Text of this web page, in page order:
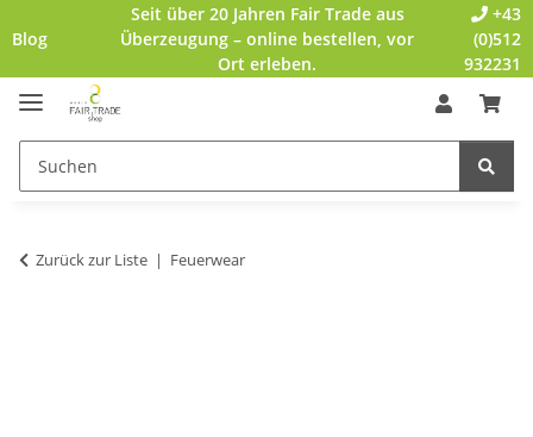
Blog
Seit über 20 Jahren Fair Trade aus
Überzeugung – online bestellen, vor
Ort erleben.
+43
(0)512
932231
Zurück zur Liste Feuerwear